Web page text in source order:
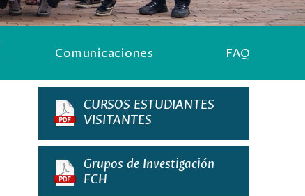
Comunicaciones FAQ
CURSOS ESTUDIANTES
VISITANTES
Grupos de Investigación
FCH